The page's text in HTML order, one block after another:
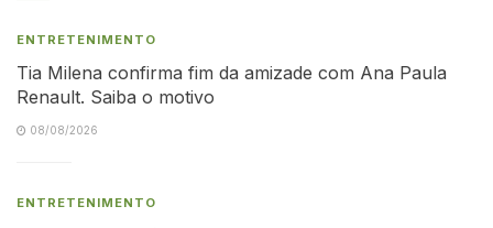
ENTRETENIMENTO
Tia Milena confirma fim da amizade com Ana Paula
Renault. Saiba o motivo
08/08/2026
ENTRETENIMENTO